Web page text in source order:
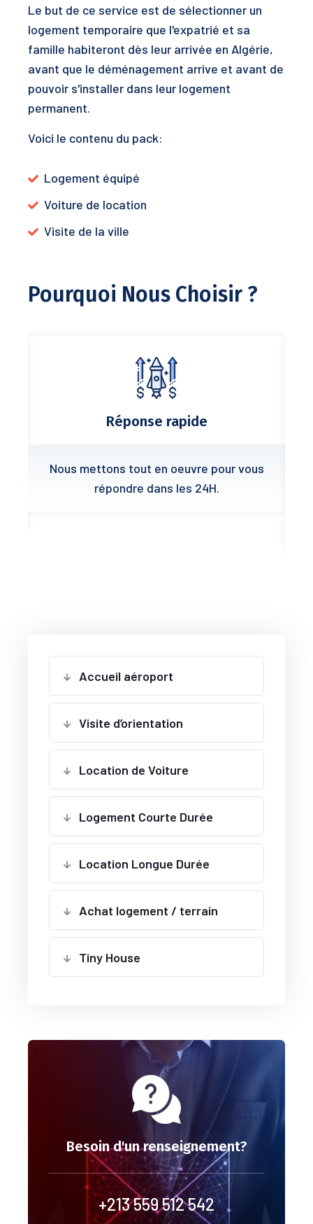
Le but de ce service est de sélectionner un
logement temporaire que l'expatrié et sa
famille habiteront dès leur arrivée en Algérie,
avant que le déménagement arrive et avant de
pouvoir s'installer dans leur logement
permanent.
Voici le contenu du pack:
Logement équipé
Voiture de location
Visite de la ville
Pourquoi Nous Choisir ?
Réponse rapide
Nous mettons tout en oeuvre pour vous
répondre dans les 24H.
Accueil aéroport
Visite d’orientation
Location de Voiture
Logement Courte Durée
Location Longue Durée
Achat logement / terrain
Tiny House
Besoin d'un renseignement?
+213 559 512 542